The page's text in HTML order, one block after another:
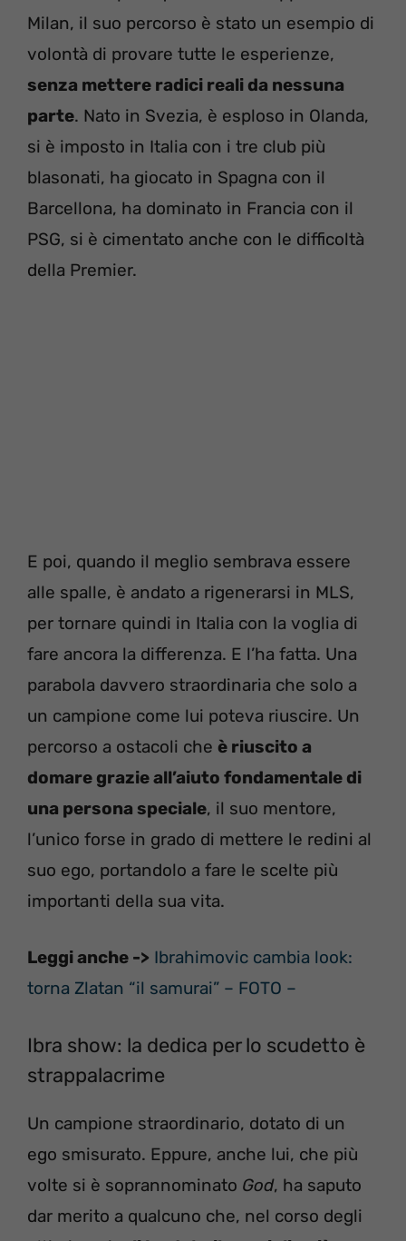
Milan, il suo percorso è stato un esempio di
volontà di provare tutte le esperienze,
senza mettere radici reali da nessuna
parte. Nato in Svezia, è esploso in Olanda,
si è imposto in Italia con i tre club più
blasonati, ha giocato in Spagna con il
Barcellona, ha dominato in Francia con il
PSG, si è cimentato anche con le difficoltà
della Premier.
E poi, quando il meglio sembrava essere
alle spalle, è andato a rigenerarsi in MLS,
per tornare quindi in Italia con la voglia di
fare ancora la differenza. E l’ha fatta. Una
parabola davvero straordinaria che solo a
un campione come lui poteva riuscire. Un
percorso a ostacoli che è riuscito a
domare grazie all’aiuto fondamentale di
una persona speciale, il suo mentore,
l’unico forse in grado di mettere le redini al
suo ego, portandolo a fare le scelte più
importanti della sua vita.
Leggi anche -> Ibrahimovic cambia look:
torna Zlatan “il samurai” – FOTO –
Ibra show: la dedica per lo scudetto è
strappalacrime
Un campione straordinario, dotato di un
ego smisurato. Eppure, anche lui, che più
volte si è soprannominato God, ha saputo
dar merito a qualcuno che, nel corso degli